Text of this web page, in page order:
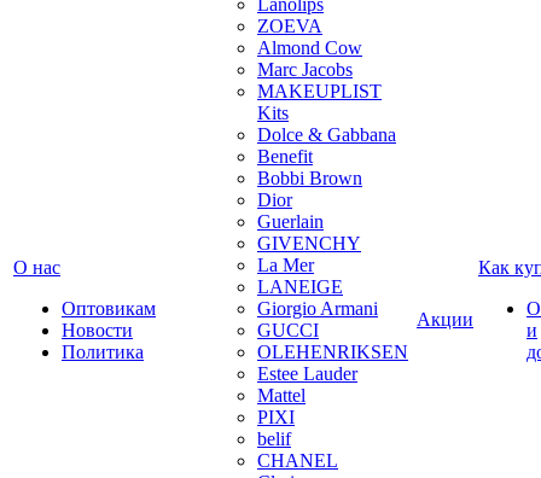
О нас
Оптовикам
Новости
Политика
Lanolips
ZOEVA
Almond Cow
Marc Jacobs
MAKEUPLIST
Kits
Dolce & Gabbana
Benefit
Bobbi Brown
Dior
Guerlain
GIVENCHY
La Mer
LANEIGE
Giorgio Armani
GUCCI
OLEHENRIKSEN
Estee Lauder
Mattel
PIXI
belif
CHANEL
Акции
Как
и